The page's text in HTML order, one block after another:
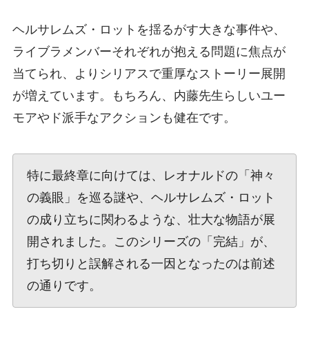
ヘルサレムズ・ロットを揺るがす大きな事件や、
ライブラメンバーそれぞれが抱える問題に焦点が
当てられ、よりシリアスで重厚なストーリー展開
が増えています。もちろん、内藤先生らしいユー
モアやド派手なアクションも健在です。
特に最終章に向けては、レオナルドの「神々
の義眼」を巡る謎や、ヘルサレムズ・ロット
の成り立ちに関わるような、壮大な物語が展
開されました。このシリーズの「完結」が、
打ち切りと誤解される一因となったのは前述
の通りです。